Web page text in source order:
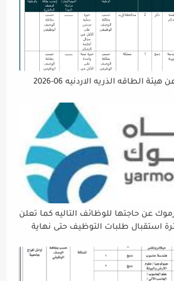
الطاقه الذريه الاردنيه 06-2026
عن حاجتها للوظائف التاليه كما تعلن
استقبال طلبات التوظيف حتى نهاية
أمام الجميع لاستكمال إجراءات التقديم.